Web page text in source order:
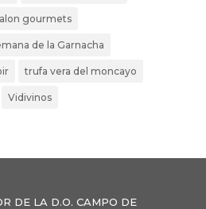
gourmets
de la Garnacha
trufa vera del moncayo
Vidivinos
DE LA D.O. CAMPO DE